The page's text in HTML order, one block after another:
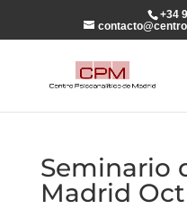
+34
Seminario
Madrid